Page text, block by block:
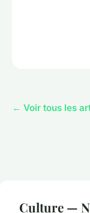
← Voir tous les
Culture —